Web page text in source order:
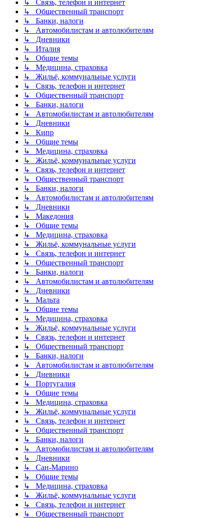
↳ Связь, телефон и интернет
↳ Общественный транспорт
↳ Банки, налоги
↳ Автомобилистам и автолюбителям
↳ Дневники
↳ Италия
↳ Общие темы
↳ Медицина, страховка
↳ Жильё, коммунальные услуги
↳ Связь, телефон и интернет
↳ Общественный транспорт
↳ Банки, налоги
↳ Автомобилистам и автолюбителям
↳ Дневники
↳ Кипр
↳ Общие темы
↳ Медицина, страховка
↳ Жильё, коммунальные услуги
↳ Связь, телефон и интернет
↳ Общественный транспорт
↳ Банки, налоги
↳ Автомобилистам и автолюбителям
↳ Дневники
↳ Македония
↳ Общие темы
↳ Медицина, страховка
↳ Жильё, коммунальные услуги
↳ Связь, телефон и интернет
↳ Общественный транспорт
↳ Банки, налоги
↳ Автомобилистам и автолюбителям
↳ Дневники
↳ Мальта
↳ Общие темы
↳ Медицина, страховка
↳ Жильё, коммунальные услуги
↳ Связь, телефон и интернет
↳ Общественный транспорт
↳ Банки, налоги
↳ Автомобилистам и автолюбителям
↳ Дневники
↳ Португалия
↳ Общие темы
↳ Медицина, страховка
↳ Жильё, коммунальные услуги
↳ Связь, телефон и интернет
↳ Общественный транспорт
↳ Банки, налоги
↳ Автомобилистам и автолюбителям
↳ Дневники
↳ Сан-Марино
↳ Общие темы
↳ Медицина, страховка
↳ Жильё, коммунальные услуги
↳ Связь, телефон и интернет
↳ Общественный транспорт